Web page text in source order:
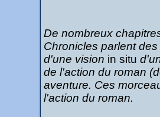
De nombreux
Chronicles parlent
d'une vision in situ
de l'action du roman
aventure. Ces
l'action du roman.